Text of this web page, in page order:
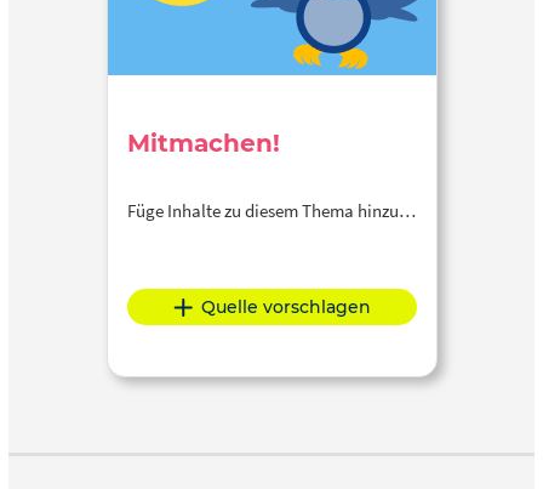
Mitmachen!
Füge Inhalte zu diesem Thema hinzu…
Quelle vorschlagen